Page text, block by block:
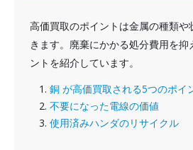
高価買取のポイントは金属の種類や
きます。廃棄にかかる処分費用を抑
ントを紹介しています。
銅 が高価買取される5つのポイ
不要になった電線の価値
使用済みハンダのリサイクル